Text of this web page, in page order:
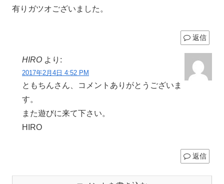
有りガツオございました。
返信
HIRO より:
2017年2月4日 4:52 PM
ともちんさん、コメントありがとうございま
す。
また遊びに来て下さい。
HIRO
返信